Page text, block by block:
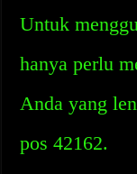
Untuk
hanya perlu
Anda yang
pos 42162.